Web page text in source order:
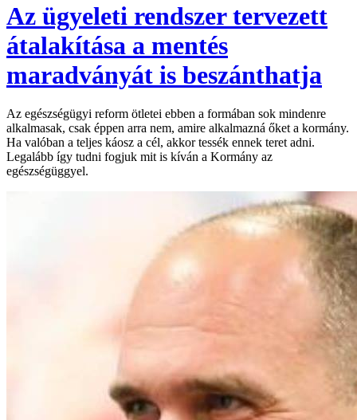
Az ügyeleti rendszer tervezett
átalakítása a mentés
maradványát is beszánthatja
Az egészségügyi reform ötletei ebben a formában sok mindenre
alkalmasak, csak éppen arra nem, amire alkalmazná őket a kormány.
Ha valóban a teljes káosz a cél, akkor tessék ennek teret adni.
Legalább így tudni fogjuk mit is kíván a Kormány az
egészségüggyel.